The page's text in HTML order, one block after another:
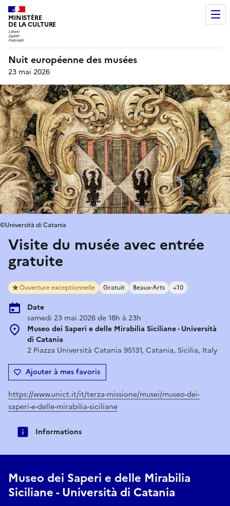
MINISTÈRE
DE LA CULTURE
Nuit européenne des musées
23 mai 2026
Visite du musée avec entrée
gratuite
Ouverture exceptionnelle Gratuit Beaux-Arts +10
Date
samedi 23 mai 2026 de 18h à 23h
Museo dei Saperi e delle Mirabilia Siciliane - Università
di Catania
2 Piazza Università Catania 95131, Catania, Sicilia, Italy
Ajouter à mes favoris
©Università di Catania
https://www.unict.it/it/terza-missione/musei/museo-dei-
saperi-e-delle-mirabilia-siciliane
Informations
Museo dei Saperi e delle Mirabilia
Siciliane - Università di Catania